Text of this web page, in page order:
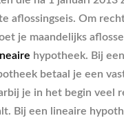
aflossingseis. Om
je maandelijks
hypotheek. Bij een
betaal je een
je in het begin veel
Bij een lineaire